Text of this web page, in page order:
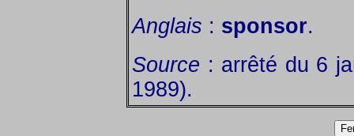
Anglais : sponsor.
Source : arrêté du 6
1989).